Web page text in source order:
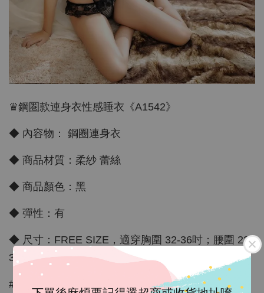
♛鋼圏款連身衣性感睡衣《A1542》
◆ 內容物： 鋼圈連身衣
◆ 商品材質：柔紗 蕾絲
◆ 商品顏色：黑
◆ 彈性：有
◆ 尺寸：FREE SIZE，適穿胸圍 32-36吋；腰圍 23-
30 吋；臀圍：34-37吋
#角色扮演